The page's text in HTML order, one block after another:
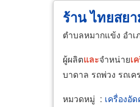
ร้าน ไทยสย
ตำบลหมากแข้ง อำเ
ผู้ผลิตและจำหน่ายเ
บาดาล รถพ่วง รถเค
หมวดหมู่ : เครื่องอั